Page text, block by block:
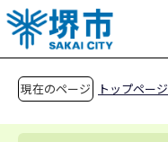
こ
の
ペ
現在のページ トップページ